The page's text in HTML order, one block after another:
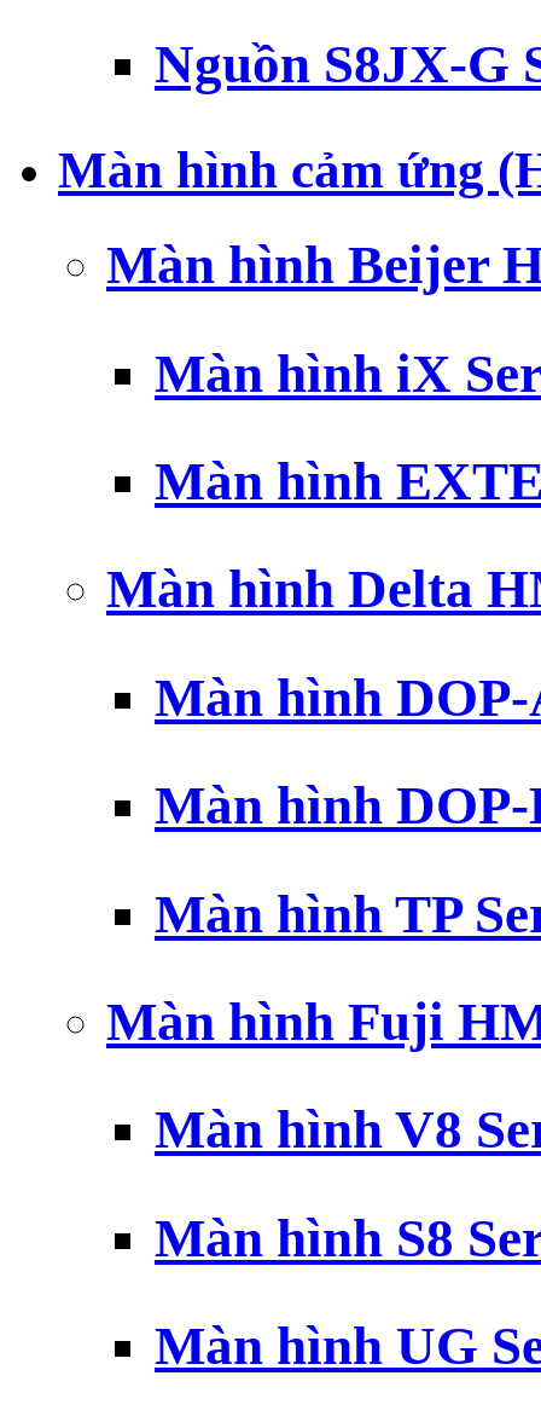
Nguồn S8JX-G
Màn hình cảm ứng
Màn hình Beijer
Màn hình iX
Màn hình
Màn hình Delta
Màn hình DOP-
Màn hình DOP-
Màn hình TP
Màn hình Fuji
Màn hình V8
Màn hình S8
Màn hình UG